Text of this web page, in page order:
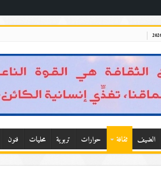
الضيف ثقافة حوارات تربوية محليات فنون